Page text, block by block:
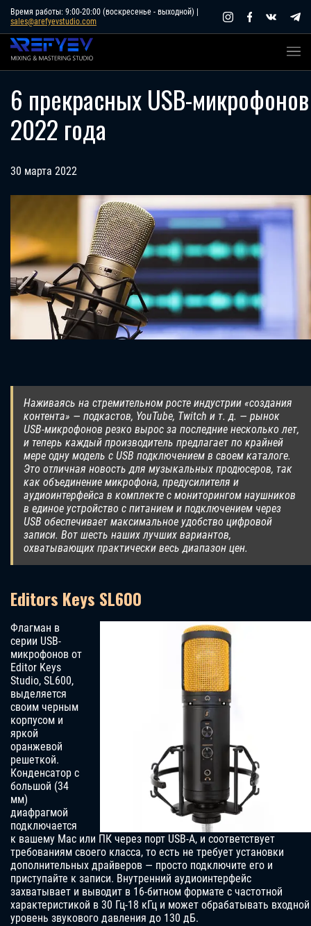
Skip
content
Время работы: 9:00-20:00 (воскресенье - выходной) |
sales@arefyevstudio.com
6 прекрасных USB-микрофонов
2022 года
30 марта 2022
Наживаясь на стремительном росте индустрии «создания
контента» — подкастов, YouTube, Twitch и т. д. — рынок
USB-микрофонов резко вырос за последние несколько лет,
и теперь каждый производитель предлагает по крайней
мере одну модель с USB подключением в своем каталоге.
Это отличная новость для музыкальных продюсеров, так
как объединение микрофона, предусилителя и
аудиоинтерфейса в комплекте с мониторингом наушников
в единое устройство с питанием и подключением через
USB обеспечивает максимальное удобство цифровой
записи. Вот шесть наших лучших вариантов,
охватывающих практически весь диапазон цен.
Editors Keys SL600
Флагман в
серии USB-
микрофонов от
Editor Keys
Studio, SL600,
выделяется
своим черным
корпусом и
яркой
оранжевой
решеткой.
Конденсатор с
большой (34
мм)
диафрагмой
подключается
к вашему Mac или ПК через порт USB-A, и соответствует
требованиям своего класса, то есть не требует установки
дополнительных драйверов — просто подключите его и
приступайте к записи. Внутренний аудиоинтерфейс
захватывает и выводит в 16-битном формате с частотной
характеристикой в 30 Гц-18 кГц и может обрабатывать входной
уровень звукового давления до 130 дБ.